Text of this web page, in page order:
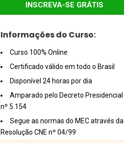
INSCREVA-SE GRÁTIS
Informações do Curso:
Curso 100% Online
Certificado válido em todo o Brasil
Disponível 24 horas por dia
Amparado pelo Decreto Presidencial
nº 5.154
Segue as normas do MEC através da
Resolução CNE nº 04/99